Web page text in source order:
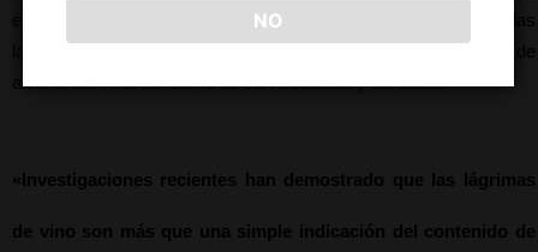
en forma de lágrimas o piernas. La velocidad a la que fluyen las
lágrimas puede proporcionar una indicación del contenido de
alcohol del vino, así como de su viscosidad y densidad.
«Investigaciones recientes han demostrado que las lágrimas
de vino son más que una simple indicación del contenido de
NO